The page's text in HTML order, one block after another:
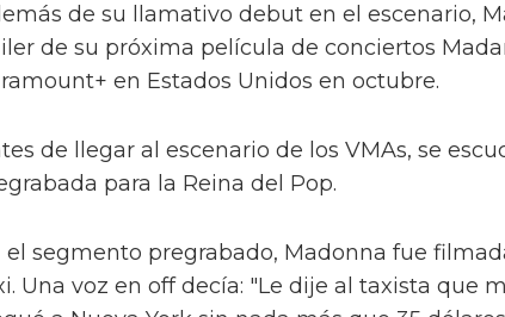
de su llamativo debut en el escenario,
de su próxima película de conciertos
en Estados Unidos en octubre.
de llegar al escenario de los VMAs, se
para la Reina del Pop.
el segmento pregrabado, Madonna fue
Una voz en off decía: "Le dije al taxista que